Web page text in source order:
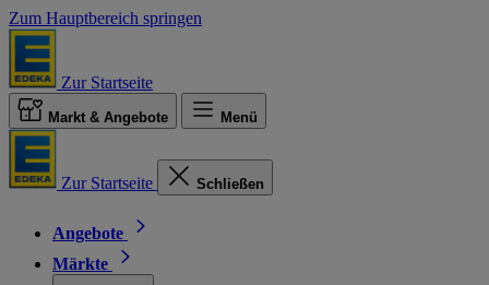
Zum Hauptbereich springen
Zur Startseite
Markt & Angebote Menü
Zur Startseite Schließen
Angebote
Märkte